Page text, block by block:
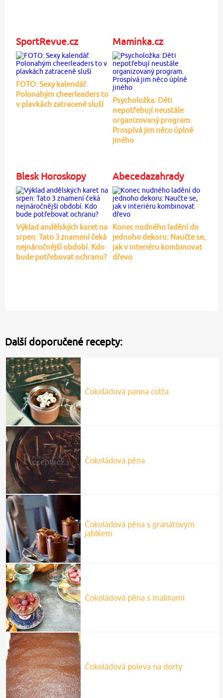
SportRevue.cz
FOTO: Sexy kalendář.
Polonahým cheerleaders to
v plavkách zatraceně sluší
Maminka.cz
Psycholožka: Děti
nepotřebují neustále
organizovaný program.
Prospívá jim něco úplně
jiného
Blesk Horoskopy
Výklad andělských karet na
srpen: Tato 3 znamení čeká
nejnáročnější období. Kdo
bude potřebovat ochranu?
Abecedazahrady
Konec nudného ladění do
jednoho dekoru: Naučte se,
jak v interiéru kombinovat
dřevo
Další doporučené recepty:
Čokoládová panna cotta
Čokoládová pěna
Čokoládová pěna s granátovým
jablkem
Čokoládová pěna s malinami
Čokoládová poleva na dorty